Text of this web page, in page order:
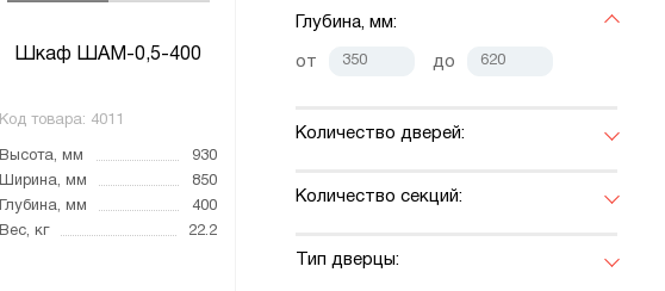
Шкаф ШАМ-0,5-400
Код товара: 4011
Высота, мм
930
Ширина, мм
850
Глубина, мм
400
Вес, кг
22.2
Глубина, мм:
от до
Количество дверей:
Количество секций:
Тип дверцы: